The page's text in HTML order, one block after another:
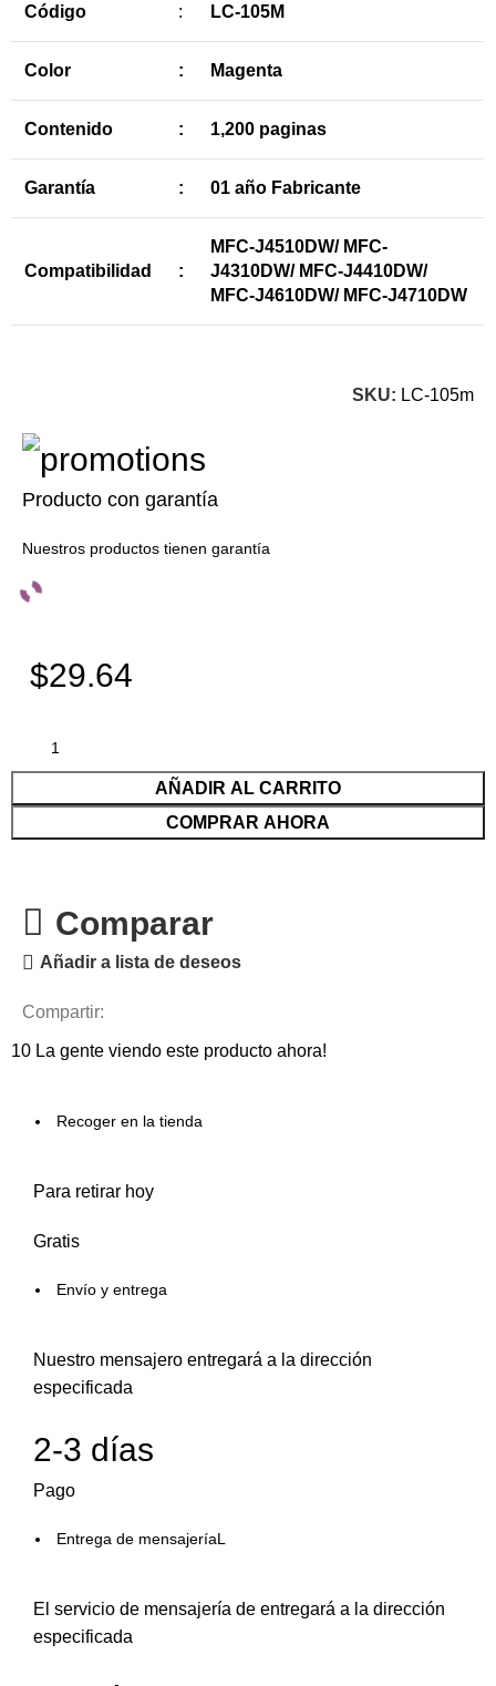
Código : LC-105M
Color : Magenta
Contenido : 1,200 paginas
Garantía : 01 año Fabricante
Compatibilidad :
MFC-J4510DW/ MFC-
J4310DW/ MFC-J4410DW/
MFC-J4610DW/ MFC-J4710DW
SKU: LC-105m
Producto con garantía
Nuestros productos tienen garantía
$29.64
AÑADIR AL CARRITO
COMPRAR AHORA
Comparar
Añadir a lista de deseos
Compartir:
10 La gente viendo este producto ahora!
Recoger en la tienda
Para retirar hoy
Gratis
Envío y entrega
Nuestro mensajero entregará a la dirección
especificada
2-3 días
Pago
Entrega de mensajeríaL
El servicio de mensajería de entregará a la dirección
especificada